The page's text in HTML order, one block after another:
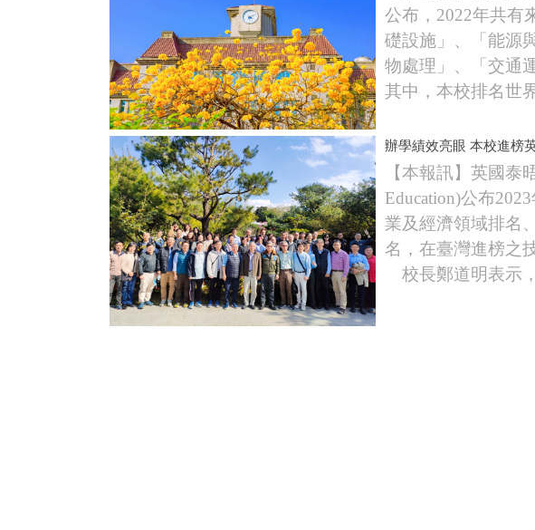
公布，2022年共有
礎設施」、「能源
物處理」、「交通
其中，本校排名世
辦學績效亮眼 本校進榜
【本報訊】英國泰
Education)公布
業及經濟領域排名
名，在臺灣進榜之
校長鄭道明表示